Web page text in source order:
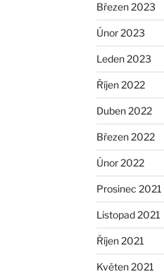
Březen 2023
Únor 2023
Leden 2023
Říjen 2022
Duben 2022
Březen 2022
Únor 2022
Prosinec 2021
Listopad 2021
Říjen 2021
Květen 2021